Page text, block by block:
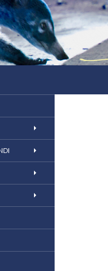
du jeu